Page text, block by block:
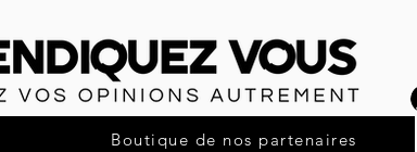
Boutique de nos partenaires